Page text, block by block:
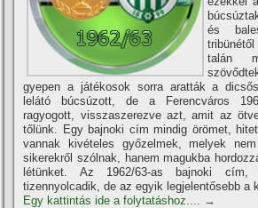
és
talán
gyepen a játékosok sorra aratták a
lelátó búcsúzott, de a Ferencváros
ragyogott, visszaszerezve azt, amit az
tőlünk. Egy bajnoki cí­m mindig örömet,
vannak kivételes győzelmek, melyek
sikerekről szólnak, hanem magukba
létünket. Az 1962/63-as bajnoki
tizennyolcadik, de az egyik legjelentősebb a
Egy kattintás ide a folytatáshoz.... →